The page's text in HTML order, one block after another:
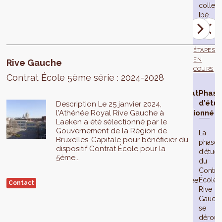
Ipé.
Rive Gauche
Contrat École 5ème série : 2024-2028
Description Le 25 janvier 2024,
l'Athénée Royal Rive Gauche à
Laeken a été sélectionné par le
Gouvernement de la Région de
Bruxelles-Capitale pour bénéficier du
dispositif Contrat École pour la
5ème...
Contact
ÉTAPES
EN
COURS
Contrat
sélectionné
Le
l'Athénée
Phase
La
phase
du
Contrat
École
Rive
se